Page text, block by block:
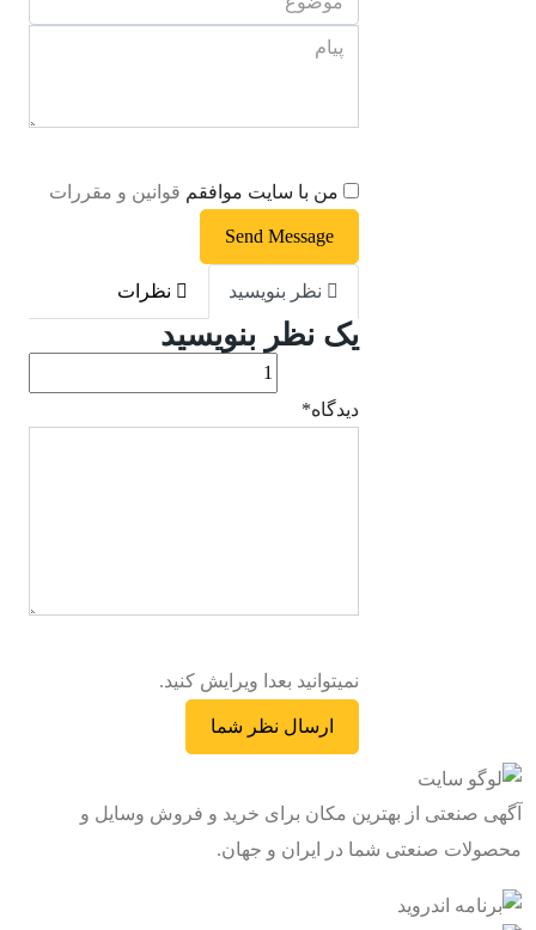
من با سایت موافقم قوانین و مقررات
Send Message
نظر بنویسید نظرات
یک نظر بنویسید
ديدگاه*
نمیتوانید بعدا ویرایش کنید.
آگهی صنعتی از بهترین مکان برای خرید و فروش وسایل و
محصولات صنعتی شما در ایران و جهان.